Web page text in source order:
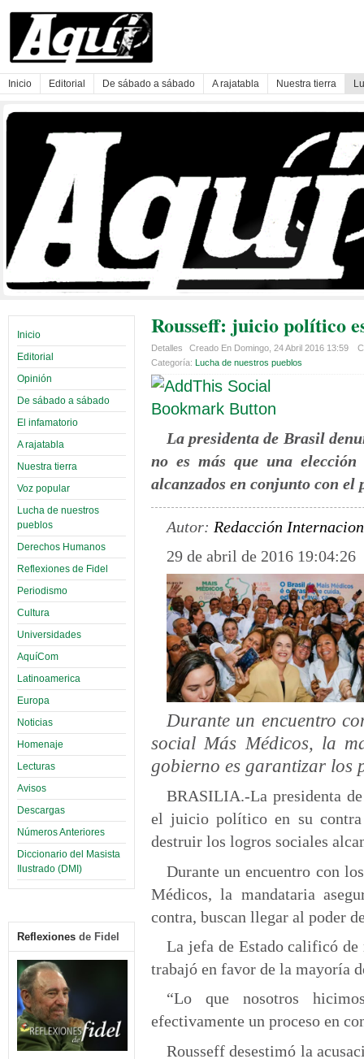
Inicio Editorial De sábado a sábado A rajatabla Nuestra tierra
Inicio
Editorial
Opinión
De sábado a sábado
El infamatorio
A rajatabla
Nuestra tierra
Voz popular
Lucha de nuestros
pueblos
Derechos Humanos
Reflexiones de Fidel
Periodismo
Cultura
Universidades
AquíCom
Latinoamerica
Europa
Noticias
Homenaje
Lecturas
Avisos
Descargas
Números Anteriores
Diccionario del Masista
Ilustrado (DMI)
Reflexiones de Fidel
Rousseff: juicio político
Detalles Creado En Domingo, 24 Abril 2016 13:59
Categoría: Lucha de nuestros pueblos
La presidenta de Brasil
no es más que una
alcanzados en conjunto con el
Autor: Redacción
29 de abril de 2016 19:04:26
Durante un encuentro
social Más Médicos, la
gobierno es garantizar los
BRASILIA.-La presidenta
el juicio político en su contra
destruir los logros sociales
Durante un encuentro con
Médicos, la mandataria
contra, buscan llegar al poder
La jefa de Estado calificó
trabajó en favor de la mayoría
“Lo que nosotros
efectivamente un proceso en
Rousseff desestimó la